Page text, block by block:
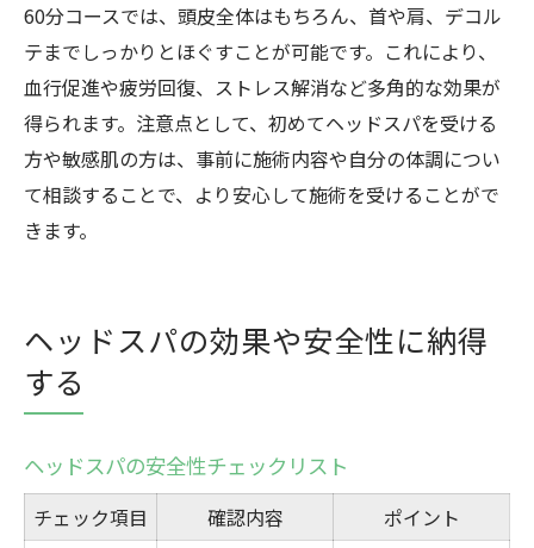
60分コースでは、頭皮全体はもちろん、首や肩、デコル
テまでしっかりとほぐすことが可能です。これにより、
血行促進や疲労回復、ストレス解消など多角的な効果が
得られます。注意点として、初めてヘッドスパを受ける
方や敏感肌の方は、事前に施術内容や自分の体調につい
て相談することで、より安心して施術を受けることがで
きます。
ヘッドスパの効果や安全性に納得
する
ヘッドスパの安全性チェックリスト
チェック項目 確認内容 ポイント